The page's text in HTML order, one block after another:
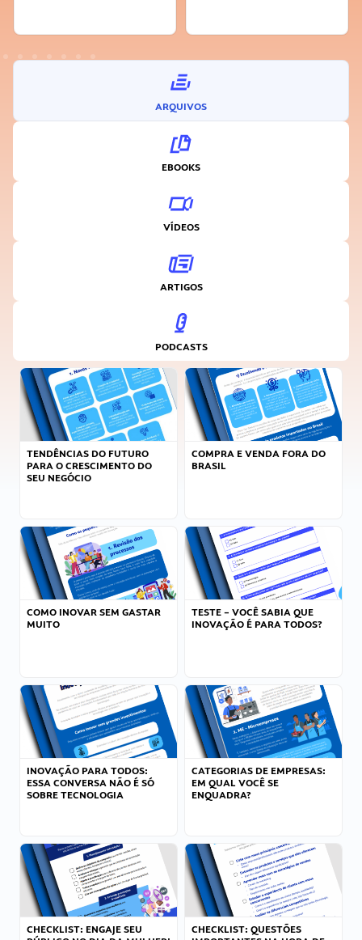
ARQUIVOS
EBOOKS
VÍDEOS
ARTIGOS
PODCASTS
TENDÊNCIAS DO FUTURO
PARA O CRESCIMENTO DO
SEU NEGÓCIO
COMPRA E VENDA FORA DO
BRASIL
COMO INOVAR SEM GASTAR
MUITO
TESTE – VOCÊ SABIA QUE
INOVAÇÃO É PARA TODOS?
INOVAÇÃO PARA TODOS:
ESSA CONVERSA NÃO É SÓ
SOBRE TECNOLOGIA
CATEGORIAS DE EMPRESAS:
EM QUAL VOCÊ SE
ENQUADRA?
CHECKLIST: ENGAJE SEU
CHECKLIST: QUESTÕES